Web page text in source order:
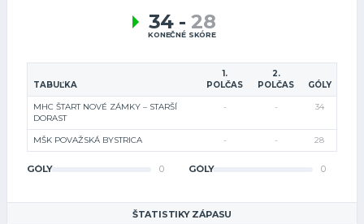
34 - 28
KONEČNÉ SKÓRE
TABUĽKA
1.
POLČAS
2.
POLČAS
GÓLY
MHC ŠTART NOVÉ ZÁMKY – STARŠÍ
DORAST
- - 34
MŠK POVAŽSKÁ BYSTRICA - - 28
GÓLY 0 GÓLY 0
ŠTATISTIKY ZÁPASU